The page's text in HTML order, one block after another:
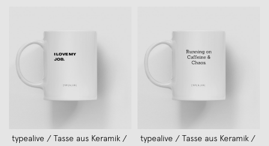
typealive / Tasse aus Keramik / typealive / Tasse aus Keramik /